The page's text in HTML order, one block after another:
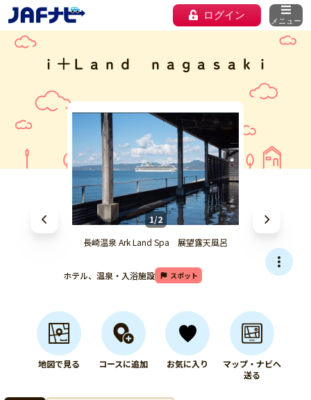
ログイン メニュー
ｉ＋Ｌａｎｄ ｎａｇａｓａｋｉ
1/2
長崎温泉 Ark Land Spa 展望露天風呂
ホテル、温泉・入浴施設 スポット
地図で見る コースに追加 お気に入り
マップ・ナビへ
送る